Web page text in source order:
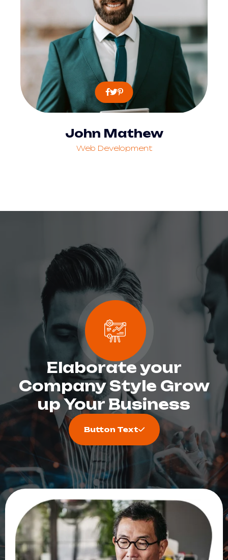
John Mathew
Web Development
Elaborate your
Company Style Grow
up Your Business
Button Text